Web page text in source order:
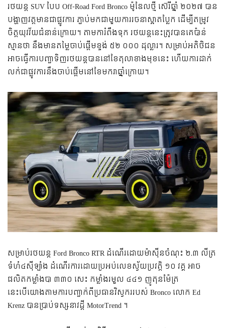
រថយន្ដ SUV បែប Off-Road Ford Bronco ម៉ូឌែលថ្មី ស៊េរីឆ្នាំ ២០២៧ បាន
បង្ហាញវត្ដមានជាផ្លូវការ ភ្ជាប់មកជាមួយការរចនាស្អាតប្លែក ដើម្បីតម្រូវ
ចិត្តយុវវ័យជំនាន់ក្រោយ។ តាមការំពឹងទុក រថយន្តនេះត្រូវបានគេប៉ាន់
ស្មានថា នឹងមានតម្លៃចាប់ផ្តើមខ្ទង់ ៥២ ០០០ ដុល្លារ។ សម្រាប់អតិថិជន
អាចធ្វើការបញ្ជាទិញរថយន្ដបាននៅខែតុលាខាងមុខនេះ ហើយការដាក់
លក់ជាផ្លូវការនឹងចាប់ផ្តើមនៅខែមករាឆ្នាំក្រោយ។
សម្រាប់រថយន្ដ Ford Bronco RTR ដំណើរដោយម៉ាសុីនចំណុះ ២.៣ លីត្រ
ទំហំ៤សុីឡាំង ដំណើរការដោយប្រអប់លេខស្វ័យប្រវត្តិ ១០ វគ្គ អាច
ផលិតកម្លាំងបា ៣៣០ សេះ កម្លាំងរមួល ៤៤១ ញូតុនម៉ែត្រ
នេះបើយោងតាមការបញ្ជាក់ពីប្រធានវិស្វកររបស់ Bronco លោក Ed
Krenz បានប្រាប់ទស្សនាវដ្តី MotorTrend ។